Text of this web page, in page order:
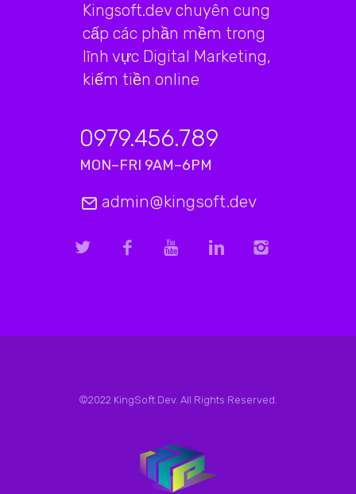
Kingsoft.dev chuyên cung
cấp các phần mềm trong
lĩnh vực Digital Marketing,
kiếm tiền online
0979.456.789
MON–FRI 9AM–6PM
admin@kingsoft.dev
©2022 KingSoft.Dev. All Rights Reserved.